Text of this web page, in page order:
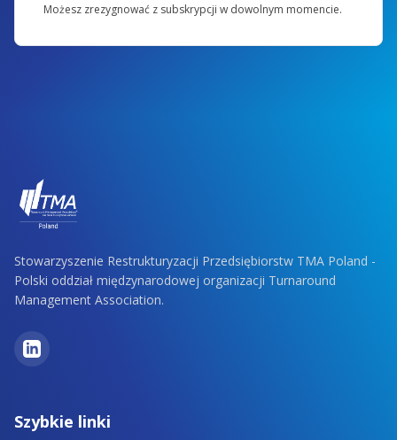
Możesz zrezygnować z subskrypcji w dowolnym momencie.
Stowarzyszenie Restrukturyzacji Przedsiębiorstw TMA Poland -
Polski oddział międzynarodowej organizacji Turnaround
Management Association.
LinkedIn
Szybkie linki